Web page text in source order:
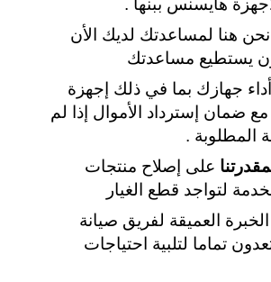
هايسنس ببنها .
هنا لمساعدتك لديك الأن
يستطيع مساعدتك
جهازك بما في ذلك إجهزة
ضمان إسترداد الأموال إذا لم
المطلوبة .
على إصلاح منتجات
لتواجد قطع الغيار
العميقة لفريق صيانة
تماما لتلبية احتياجات